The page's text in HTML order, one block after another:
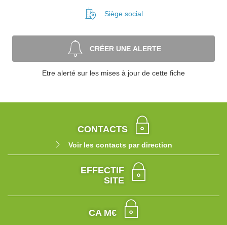
Siège social
CRÉER UNE ALERTE
Etre alerté sur les mises à jour de cette fiche
CONTACTS
Voir les contacts par direction
EFFECTIF
SITE
CA M€